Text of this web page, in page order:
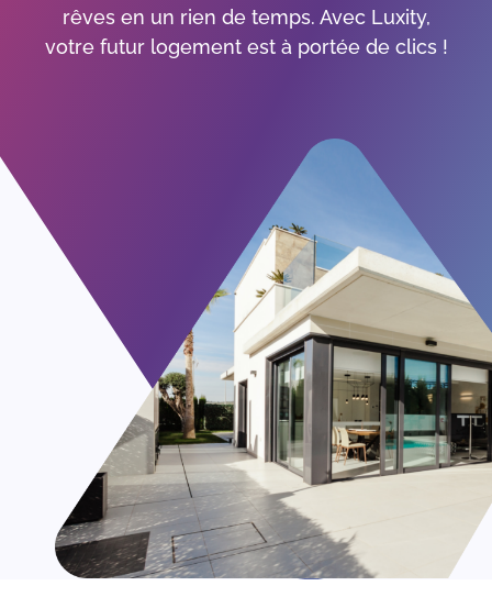
rêves en un rien de temps. Avec Luxity,
votre futur logement est à portée de clics !